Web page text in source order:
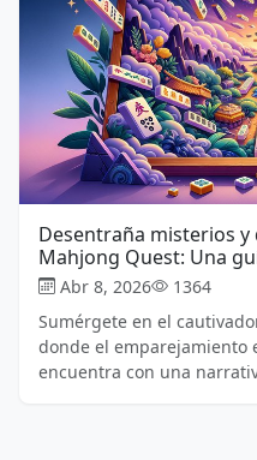
Desentraña misterios
Mahjong Quest: Una
Abr 8, 2026
1364
Sumérgete en el
donde el emparejamiento
encuentra con una